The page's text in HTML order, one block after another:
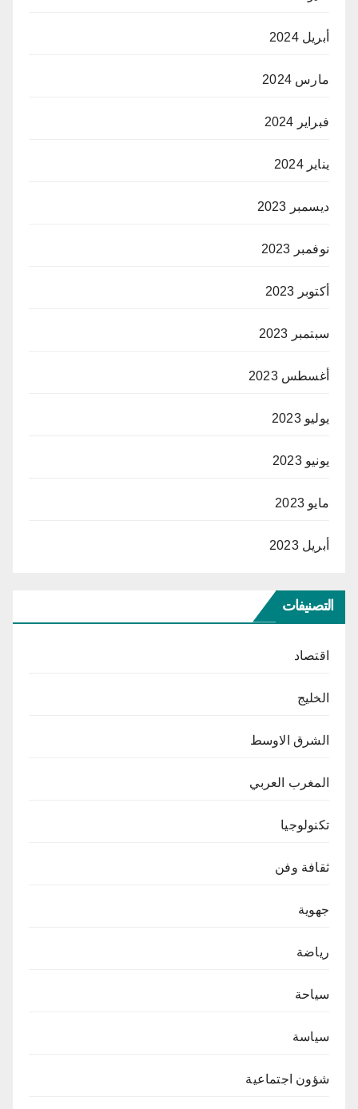
أبريل 2024
مارس 2024
فبراير 2024
يناير 2024
ديسمبر 2023
نوفمبر 2023
أكتوبر 2023
سبتمبر 2023
أغسطس 2023
يوليو 2023
يونيو 2023
مايو 2023
أبريل 2023
التصنيفات
اقتصاد
الخليج
الشرق الاوسط
المغرب العربي
تكنولوجيا
ثقافة وفن
جهوية
رياضة
سياحة
سياسة
شؤون اجتماعية